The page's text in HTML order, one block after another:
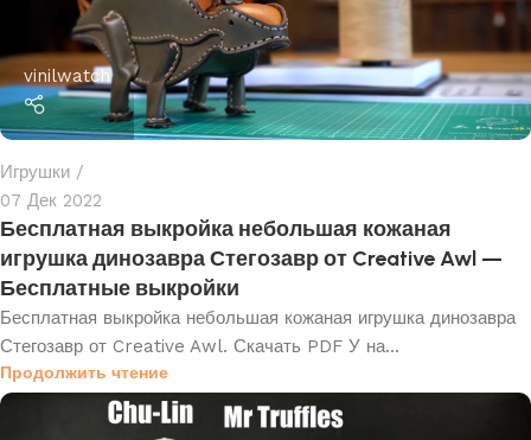
vinilwatch
Игрушки
07 Дек 2022
Бесплатная выкройка небольшая кожаная
игрушка динозавра Стегозавр от Creative Awl —
Бесплатные выкройки
Бесплатная выкройка небольшая кожаная игрушка динозавра
Стегозавр от Creative Awl. Скачать PDF У на...
Продолжить чтение